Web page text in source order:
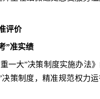
评价
”准实绩
一大”决策制度实施办法
策制度，精准规范权力